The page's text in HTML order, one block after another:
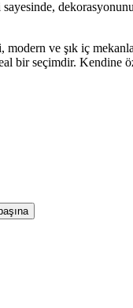
ve şık iç
bir seçimdir. Kendine